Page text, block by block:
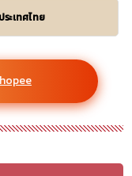
ประเทศไทย